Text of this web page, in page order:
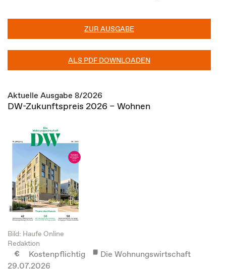
ZUR AUSGABE
ALS PDF DOWNLOADEN
Aktuelle Ausgabe 8/2026
DW-Zukunftspreis 2026 – Wohnen
Bild: Haufe Online
Redaktion
Kostenpflichtig
Die Wohnungswirtschaft
29.07.2026